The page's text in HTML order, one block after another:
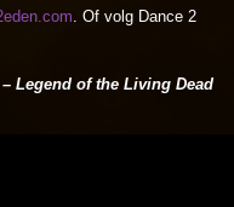
. Of volg Dance 2
Legend of the Living Dead